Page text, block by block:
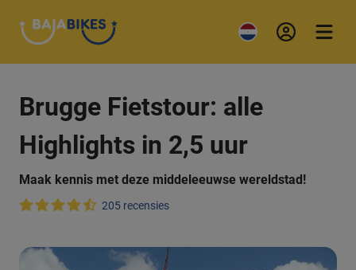
Brugge Fietstour: alle
Highlights in 2,5 uur
Maak kennis met deze middeleeuwse wereldstad!
205 recensies